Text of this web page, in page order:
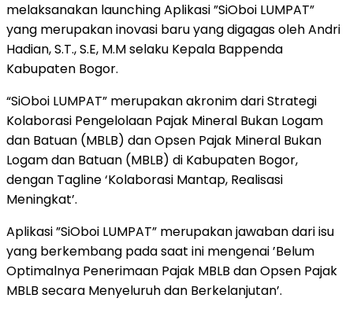
melaksanakan launching Aplikasi ”SiOboi LUMPAT”
yang merupakan inovasi baru yang digagas oleh Andri
Hadian, S.T., S.E, M.M selaku Kepala Bappenda
Kabupaten Bogor.
“SiOboi LUMPAT” merupakan akronim dari Strategi
Kolaborasi Pengelolaan Pajak Mineral Bukan Logam
dan Batuan (MBLB) dan Opsen Pajak Mineral Bukan
Logam dan Batuan (MBLB) di Kabupaten Bogor,
dengan Tagline ‘Kolaborasi Mantap, Realisasi
Meningkat’.
Aplikasi ”SiOboi LUMPAT” merupakan jawaban dari isu
yang berkembang pada saat ini mengenai ’Belum
Optimalnya Penerimaan Pajak MBLB dan Opsen Pajak
MBLB secara Menyeluruh dan Berkelanjutan’.